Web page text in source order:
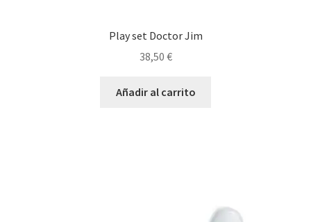
Play set Doctor Jim
38,50 €
Añadir al carrito